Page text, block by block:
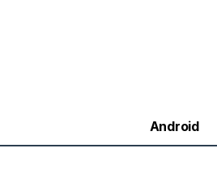
Android